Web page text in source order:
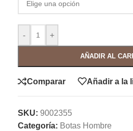
- +
AÑADIR AL
Comparar Añadir a la
SKU: 9002355
Categoría: Botas Hombre